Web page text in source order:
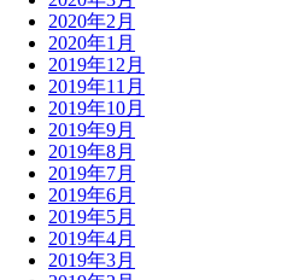
2020年2月
2020年1月
2019年12月
2019年11月
2019年10月
2019年9月
2019年8月
2019年7月
2019年6月
2019年5月
2019年4月
2019年3月